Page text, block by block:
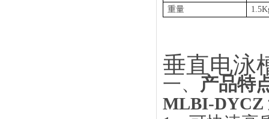
重量
垂直电泳
一、 产品特
MLBI-DYCZ